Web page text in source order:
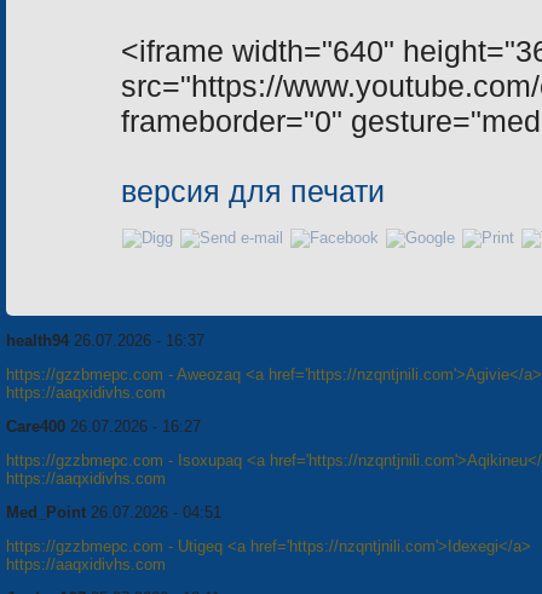
<iframe width="640"
src="https://
frameborder="0"
версия для печати
health94 26.07.2026 - 16:37
https://gzzbmepc.com - Aweozaq <a href='https://nzqntjnili.com'>Agivie</a>
https://aaqxidivhs.com
Care400 26.07.2026 - 16:27
https://gzzbmepc.com - Isoxupaq <a href='https://
https://aaqxidivhs.com
Med_Point 26.07.2026 - 04:51
https://gzzbmepc.com - Utigeq <a href='https://nzqntjnili.com'>Idexegi</a>
https://aaqxidivhs.com